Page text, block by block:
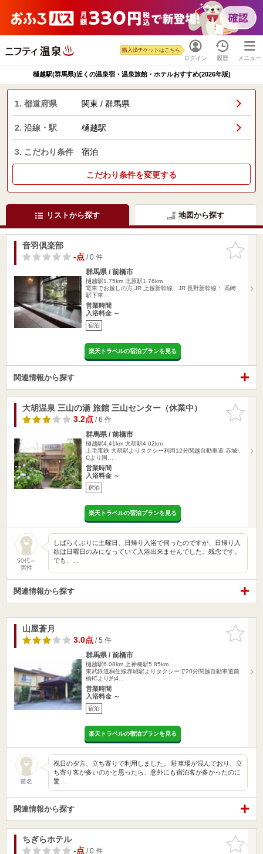
ログイン
購入済チケットはこちら
履歴 メニュー
樋越駅(群馬県)近くの温泉宿・温泉旅館・ホテルおすすめ(2026年版)
1. 都道府県 関東 / 群馬県
2. 沿線・駅 樋越駅
3. こだわり条件 宿泊
こだわり条件を変更する
リストから探す 地図から探す
お気に入
りに追加
音羽倶楽部
-点/ 0 件
群馬県 / 前橋市
樋越駅1.75km 北原駅1.76km
電車でお越しの方 JR 上越新幹線、JR 長野新幹線： 高崎
駅下車…
営業時間
入浴料金 ～
宿泊
楽天トラベルの宿泊プランを見る
関連情報から探す
お気に入
りに追加
大胡温泉 三山の湯 旅館 三山センター（休業中）
3.2点/ 6 件
群馬県 / 前橋市
樋越駅4.41km 大胡駅4.02km
上毛電鉄 大胡駅よりタクシー利用12分関越自動車道 赤城I.
Cより国…
営業時間
入浴料金 ～
宿泊
楽天トラベルの宿泊プランを見る
50代～
男性
しばらくぶりに土曜日、日帰り入浴で伺ったのですが、日帰り入
欲は日曜日のみになっていて入浴出来ませんでした。残念です。
でも、…
関連情報から探す
お気に入
りに追加
山屋蒼月
3.0点/ 5 件
群馬県 / 前橋市
樋越駅6.08km
上神梅駅5.85km
東武鉄道桐生線赤城駅よりタクシーで20分関越自動車道前
橋ICより約4…
営業時間
入浴料金 ～
宿泊
楽天トラベルの宿泊プランを見る
匿名
祝日の夕方、立ち寄りで利用しました。 駐車場が混んでおり、立
ち寄り客が多いのかと思ったら、意外にも宿泊客が多かったのに
驚…
関連情報から探す
お気に入
りに追加
ちぎらホテル
-点/ 0 件